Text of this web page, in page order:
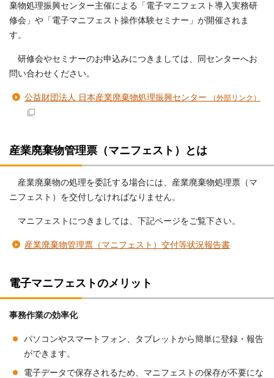
棄物処理振興センター主催による「電子マニフェスト導入実務研
修会」や「電子マニフェスト操作体験セミナー」が開催されま
す。
研修会やセミナーのお申込みにつきましては、同センターへお
問い合わせください。
公益財団法人 日本産業廃棄物処理振興センター （外部リンク）
産業廃棄物管理票（マニフェスト）とは
産業廃棄物の処理を委託する場合には、産業廃棄物処理票（マ
ニフェスト）を交付しなければなりません。
マニフェストにつきましては、下記ページをご覧下さい。
産業廃棄物管理票（マニフェスト）交付等状況報告書
電子マニフェストのメリット
事務作業の効率化
パソコンやスマートフォン、タブレットから簡単に登録・報告
ができます。
電子データで保存されるため、マニフェストの保存が不要にな